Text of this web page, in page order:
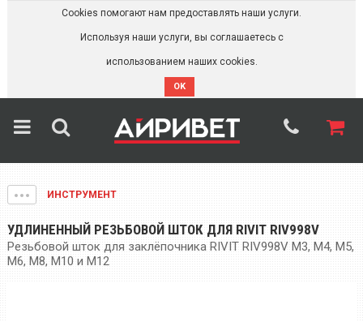
Cookies помогают нам предоставлять наши услуги.
Используя наши услуги, вы соглашаетесь с
использованием наших cookies.
OK
ИНСТРУМЕНТ
УДЛИНЕННЫЙ РЕЗЬБОВОЙ ШТОК ДЛЯ RIVIT RIV998V
Резьбовой шток для заклёпочника RIVIT RIV998V M3, M4, M5,
M6, M8, М10 и М12